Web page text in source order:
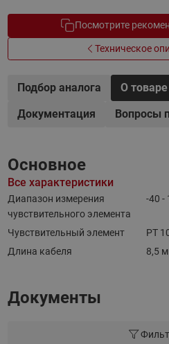
Посмотрите
Техническое
Подбор аналога О товаре
Документация
Вопросы
Основное
Все характеристики
Диапазон измерения
чувствительного элемента
-40 -
Чувствительный элемент
PT
Длина кабеля
8,5 м
Документы